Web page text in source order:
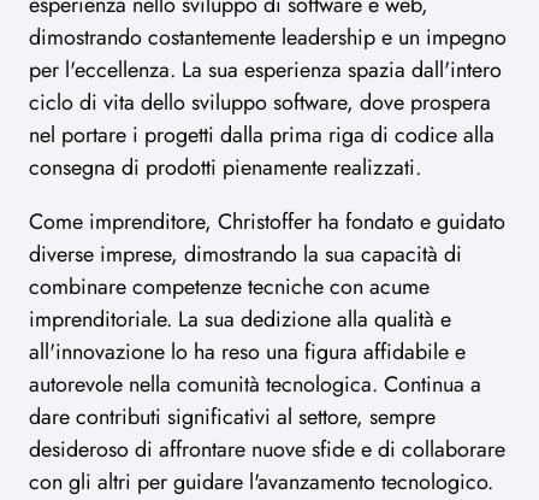
dimostrando costantemente leadership e un impegno
per l'eccellenza. La sua esperienza spazia dall'intero
ciclo di vita dello sviluppo software, dove prospera
nel portare i progetti dalla prima riga di codice alla
consegna di prodotti pienamente realizzati.
Come imprenditore, Christoffer ha fondato e guidato
diverse imprese, dimostrando la sua capacità di
combinare competenze tecniche con acume
imprenditoriale. La sua dedizione alla qualità e
all'innovazione lo ha reso una figura affidabile e
autorevole nella comunità tecnologica. Continua a
dare contributi significativi al settore, sempre
desideroso di affrontare nuove sfide e di collaborare
con gli altri per guidare l'avanzamento tecnologico.